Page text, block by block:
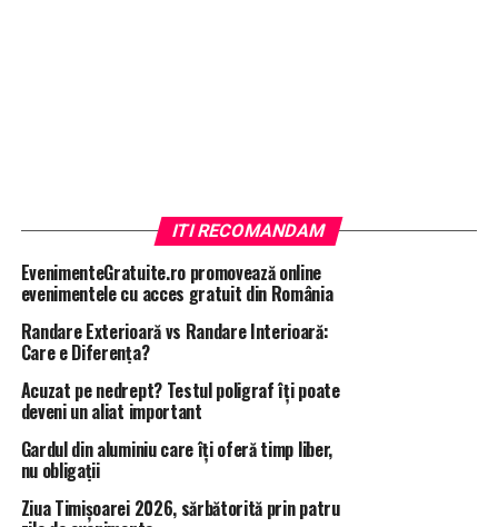
ITI RECOMANDAM
EvenimenteGratuite.ro promovează online
evenimentele cu acces gratuit din România
Randare Exterioară vs Randare Interioară:
Care e Diferența?
Acuzat pe nedrept? Testul poligraf îţi poate
deveni un aliat important
Gardul din aluminiu care îți oferă timp liber,
nu obligații
Ziua Timișoarei 2026, sărbătorită prin patru